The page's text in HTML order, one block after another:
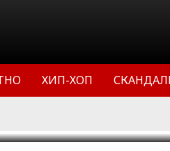
ХИП-ХОП
паласки, които
Марк.
близо месец в